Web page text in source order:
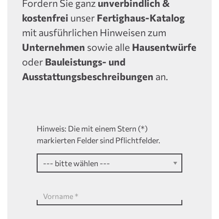
Fordern Sie ganz unverbindlich &
kostenfrei unser Fertighaus-Katalog
mit ausführlichen Hinweisen zum
Unternehmen sowie alle Hausentwürfe
oder Bauleistungs- und
Ausstattungsbeschreibungen an.
Hinweis: Die mit einem Stern (*)
markierten Felder sind Pflichtfelder.
Vorname *